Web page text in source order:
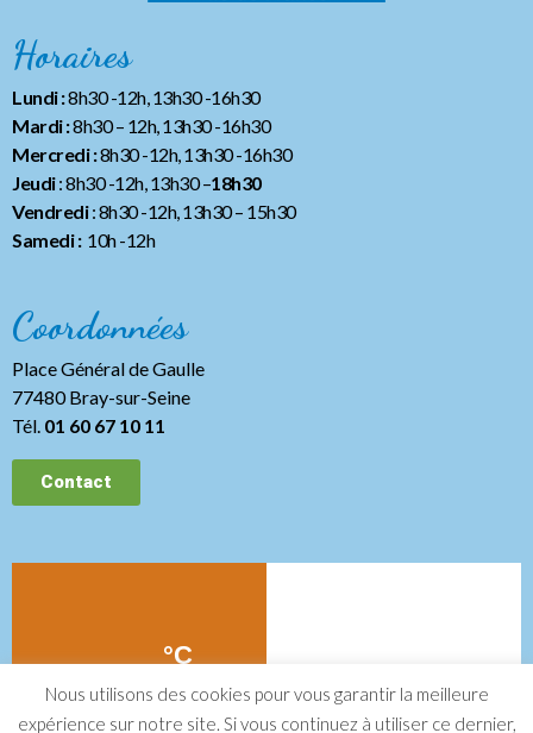
Horaires
Lundi :8h30 -12h, 13h30 -16h30
Mardi :8h30 – 12h, 13h30 -16h30
Mercredi :8h30 -12h, 13h30 -16h30
Jeudi: 8h30 -12h, 13h30 –18h30
Vendredi: 8h30 -12h, 13h30– 15h30
Samedi :10h -12h
Coordonnées
Place Général de Gaulle
77480 Bray-sur-Seine
Tél. 01 60 67 10 11
Contact
Nous utilisons des cookies pour vous garantir la meilleure
expérience sur notre site. Si vous continuez à utiliser ce dernier,